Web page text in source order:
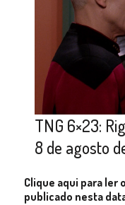
TNG 6×23:
8 de agosto
Clique aqui para ler
publicado nesta